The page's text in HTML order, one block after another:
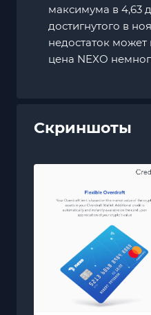
максимума в 4,63
достигнутого в
недостаток может
цена NEXO
Скриншоты